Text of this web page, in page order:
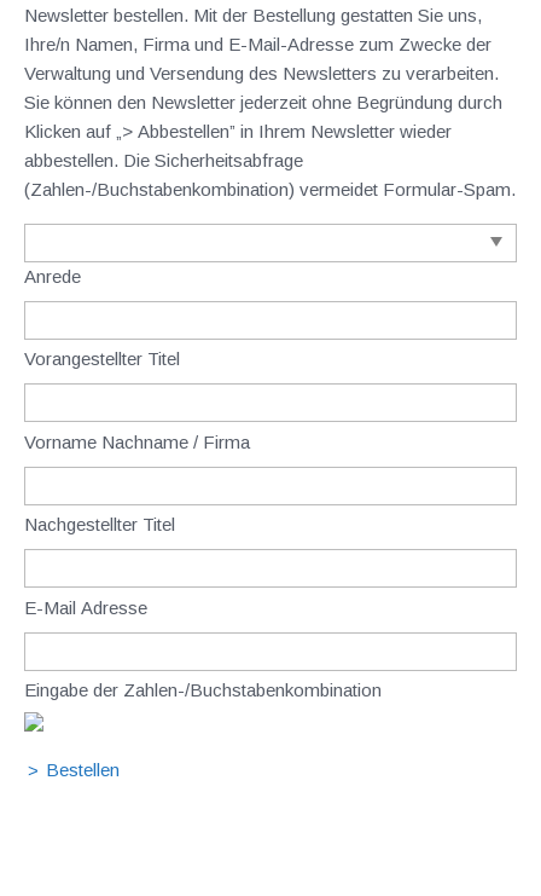
Newsletter bestellen. Mit der Bestellung gestatten Sie uns,
Ihre/n Namen, Firma und E-Mail-Adresse zum Zwecke der
Verwaltung und Versendung des Newsletters zu verarbeiten.
Sie können den Newsletter jederzeit ohne Begründung durch
Klicken auf „> Abbestellen” in Ihrem Newsletter wieder
abbestellen. Die Sicherheitsabfrage
(Zahlen-/Buchstabenkombination) vermeidet Formular-Spam.
Anrede
Vorangestellter Titel
Vorname Nachname / Firma
Nachgestellter Titel
E-Mail Adresse
Eingabe der Zahlen-/Buchstabenkombination